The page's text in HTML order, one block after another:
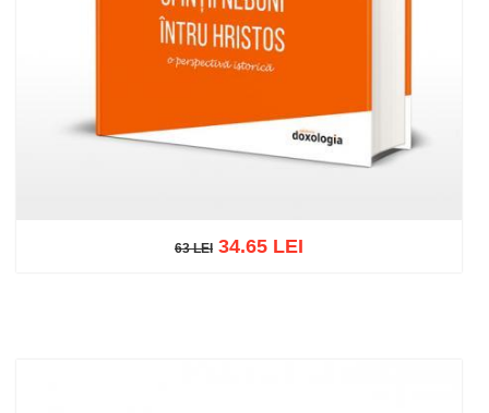
63 LEI
63 LEI 34.65 LEI